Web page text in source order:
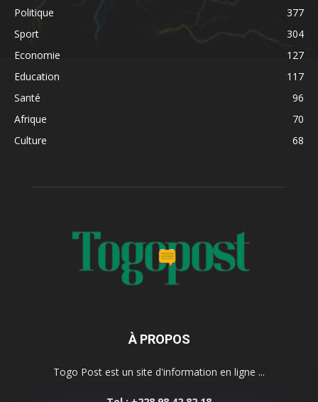
Politique
377
Sport
304
Economie
127
Education
117
Santé
96
Afrique
70
Culture
68
À PROPOS
Togo Post est un site d'information en ligne ...